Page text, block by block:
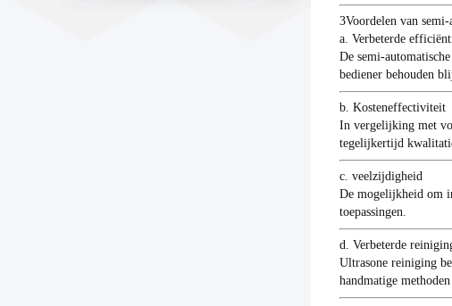
3Voordelen van
a. Verbeterde
De semi-
bediener behouden
b. Kosteneffectiviteit
In vergelijking met
tegelijkertijd
c. veelzijdigheid
De mogelijkheid om
toepassingen.
d. Verbeterde
Ultrasone reiniging
handmatige